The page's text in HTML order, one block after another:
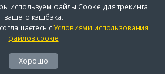
используем файлы Cookie для трекинга
вашего кэшбэка.
сУсловиями использования
файлов cookie
Хорошо